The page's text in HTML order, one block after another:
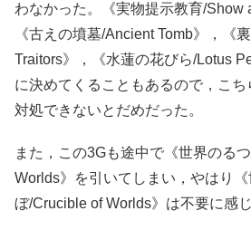
わなかった。《実物提示教育/Show
《古えの墳墓/Ancient Tomb》，《
Traitors》，《水蓮の花びら/Lotus
に決めてくることもあるので，こ
対処できないとだめだった。
また，この3Gも途中で《世界のる
Worlds》を引いてしまい，やはり
ぼ/Crucible of Worlds》は不要に感じ